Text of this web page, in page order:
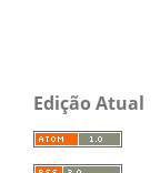
Edição Atual